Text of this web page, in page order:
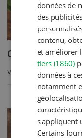
Gratin de
VERS LA RECETTE
données de
des
contenu,
et améliorer
tiers (1860)
données à
notamment
s’appliquent
Certains